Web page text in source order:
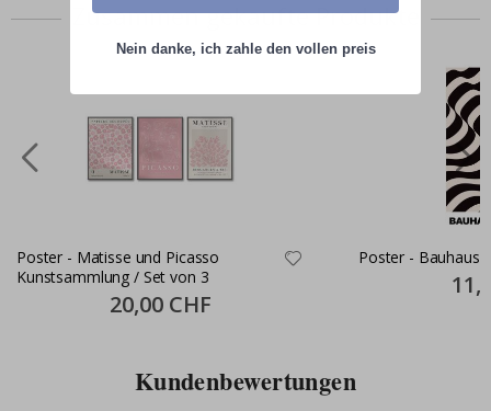
Zusammen gekaufte Produkte
Poster - Matisse und Picasso
Kunstsammlung / Set von 3
Special
Price
20,00 CHF
Poster - Bauhaus
Price
Kundenbewertungen
Nein danke, ich zahle den vollen preis